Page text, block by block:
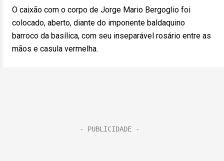
O caixão com o corpo de Jorge Mario Bergoglio foi
colocado, aberto, diante do imponente baldaquino
barroco da basílica, com seu inseparável rosário entre as
mãos e casula vermelha.